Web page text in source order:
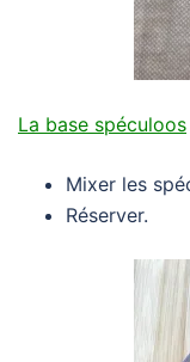
La base spéculoos
Mixer les
Réserver.